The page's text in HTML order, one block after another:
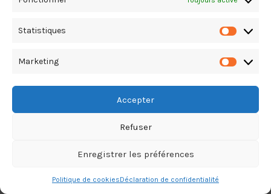
Statistiques
Marketing
Accepter
Refuser
Enregistrer les préférences
Politique de cookiesDéclaration de confidentialité